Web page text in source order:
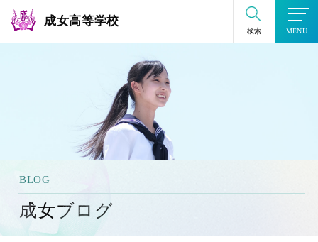
成女高等学校
検索 MENU
BLOG
成女ブログ